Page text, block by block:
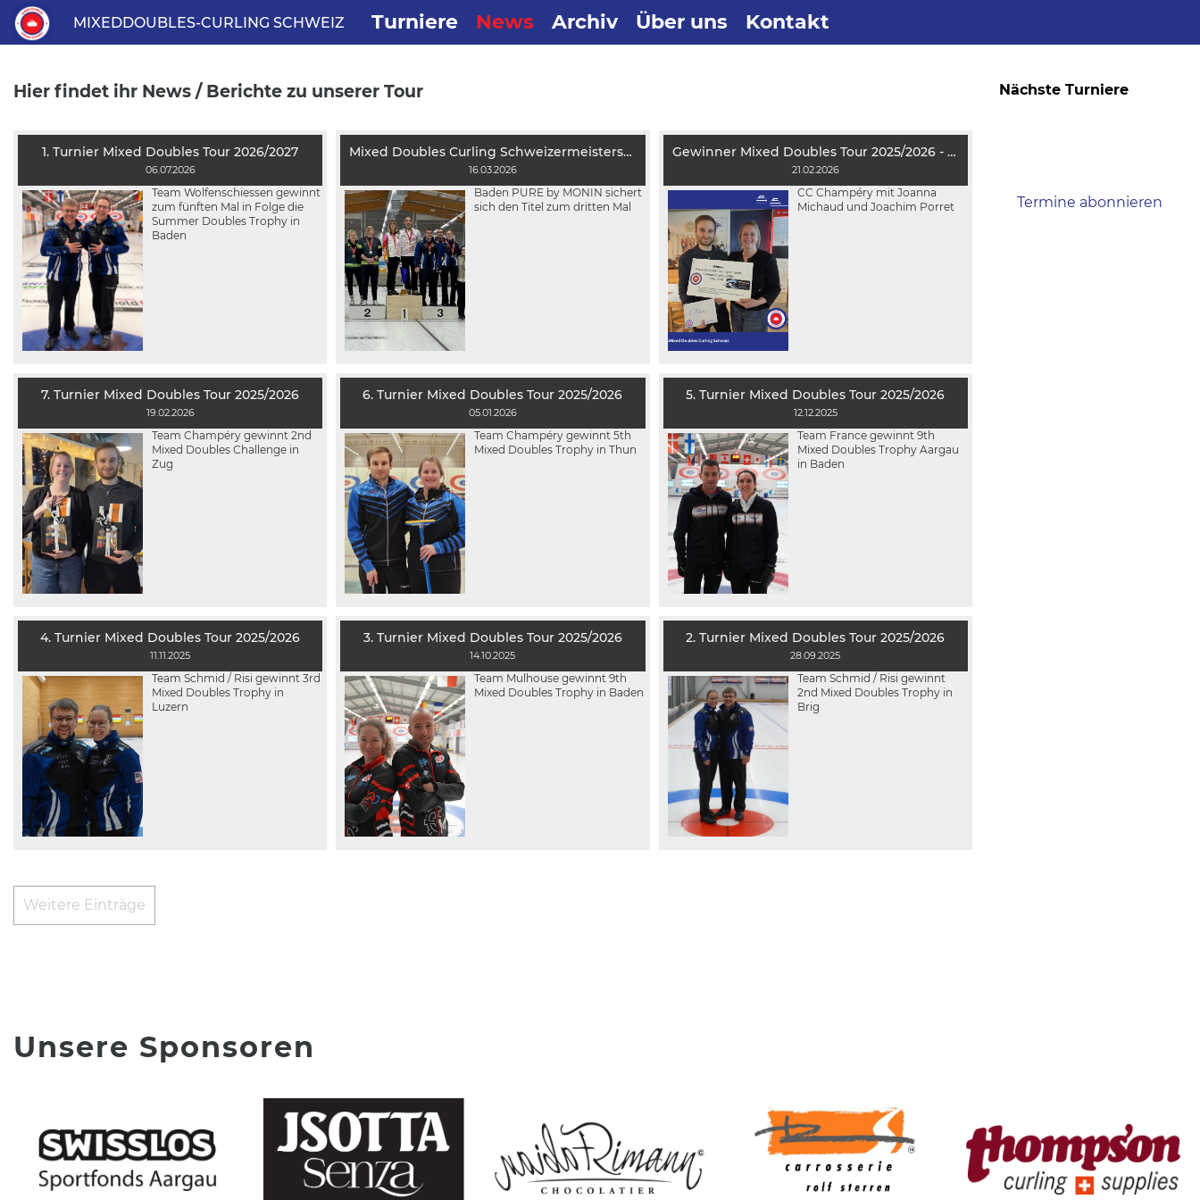
MIXEDDOUBLES-CURLING SCHWEIZ Turniere News Archiv Über uns Kontakt
Hier findet ihr News / Berichte zu unserer Tour
1. Turnier Mixed Doubles Tour 2026/2027
06.07.2026
Team Wolfenschiessen gewinnt
zum fünften Mal in Folge die
Summer Doubles Trophy in
Baden
Mixed Doubles Curling Schweizermeisterschaft 2026
16.03.2026
Baden PURE by MONIN sichert
sich den Titel zum dritten Mal
Gewinner Mixed Doubles Tour 2025/2026 - Schlussrangliste
21.02.2026
CC Champéry mit Joanna
Michaud und Joachim Porret
7. Turnier Mixed Doubles Tour 2025/2026
19.02.2026
Team Champéry gewinnt 2nd
Mixed Doubles Challenge in
Zug
6. Turnier Mixed Doubles Tour 2025/2026
05.01.2026
Team Champéry gewinnt 5th
Mixed Doubles Trophy in Thun
5. Turnier Mixed Doubles Tour 2025/2026
12.12.2025
Team France gewinnt 9th
Mixed Doubles Trophy Aargau
in Baden
4. Turnier Mixed Doubles Tour 2025/2026
11.11.2025
Team Schmid / Risi gewinnt 3rd
Mixed Doubles Trophy in
Luzern
3. Turnier Mixed Doubles Tour 2025/2026
14.10.2025
Team Mulhouse gewinnt 9th
Mixed Doubles Trophy in Baden
2. Turnier Mixed Doubles Tour 2025/2026
28.09.2025
Team Schmid / Risi gewinnt
2nd Mixed Doubles Trophy in
Brig
Weitere Einträge
Nächste Turniere
Termine abonnieren
Unsere Sponsoren